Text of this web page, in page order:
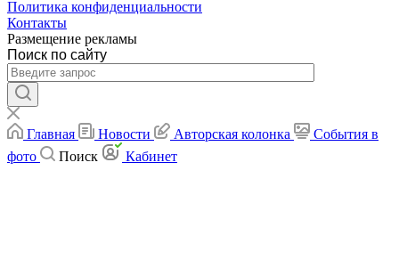
Политика конфиденциальности
Контакты
Размещение рекламы
Поиск по сайту
Главная Новости Авторская колонка
События в
фото
Поиск Кабинет